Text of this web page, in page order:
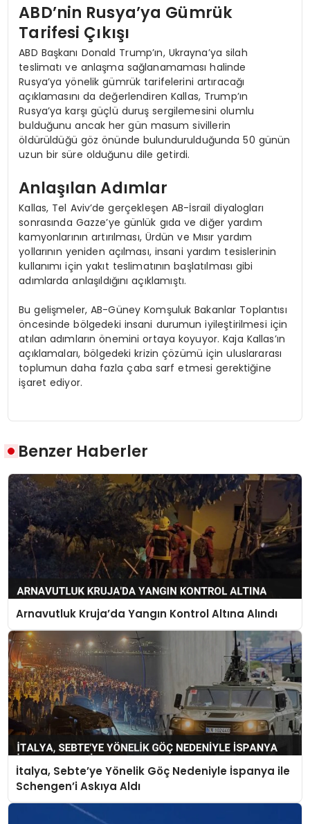
ABD’nin Rusya’ya Gümrük
Tarifesi Çıkışı
ABD Başkanı Donald Trump’ın, Ukrayna’ya silah
teslimatı ve anlaşma sağlanamaması halinde
Rusya’ya yönelik gümrük tarifelerini artıracağı
açıklamasını da değerlendiren Kallas, Trump’ın
Rusya’ya karşı güçlü duruş sergilemesini olumlu
bulduğunu ancak her gün masum sivillerin
öldürüldüğü göz önünde bulundurulduğunda 50 günün
uzun bir süre olduğunu dile getirdi.
Anlaşılan Adımlar
Kallas, Tel Aviv’de gerçekleşen AB-İsrail diyalogları
sonrasında Gazze’ye günlük gıda ve diğer yardım
kamyonlarının artırılması, Ürdün ve Mısır yardım
yollarının yeniden açılması, insani yardım tesislerinin
kullanımı için yakıt teslimatının başlatılması gibi
adımlarda anlaşıldığını açıklamıştı.
Bu gelişmeler, AB-Güney Komşuluk Bakanlar Toplantısı
öncesinde bölgedeki insani durumun iyileştirilmesi için
atılan adımların önemini ortaya koyuyor. Kaja Kallas’ın
açıklamaları, bölgedeki krizin çözümü için uluslararası
toplumun daha fazla çaba sarf etmesi gerektiğine
işaret ediyor.
Benzer Haberler
Arnavutluk Kruja’da Yangın Kontrol Altına Alındı
İtalya, Sebte’ye Yönelik Göç Nedeniyle İspanya ile
Schengen’i Askıya Aldı